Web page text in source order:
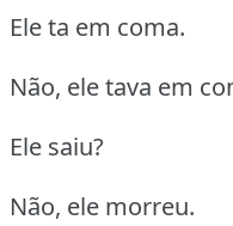
Ele ta em coma.
Não, ele tava em
Ele saiu?
Não, ele morreu.